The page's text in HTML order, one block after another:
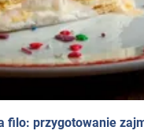
filo: przygotowanie